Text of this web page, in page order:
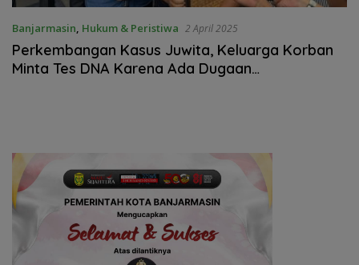
Banjarmasin, Hukum & Peristiwa 2 April 2025
Perkembangan Kasus Juwita, Keluarga Korban
Minta Tes DNA Karena Ada Dugaan